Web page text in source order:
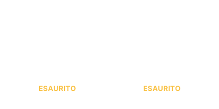
ESAURITO ESAURITO